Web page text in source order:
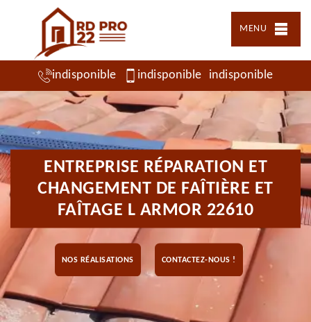
MENU
indisponible indisponible indisponible
ENTREPRISE RÉPARATION ET
CHANGEMENT DE FAÎTIÈRE ET
FAÎTAGE L ARMOR 22610
NOS RÉALISATIONS CONTACTEZ-NOUS !